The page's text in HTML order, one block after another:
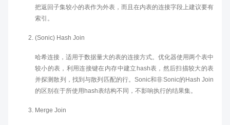
把返回子集较小的表作为外表，而且在内表的连接字段上建议要有
索引。
(Sonic) Hash Join
哈希连接，适用于数据量大的表的连接方式。优化器使用两个表中
较小的表，利用连接键在内存中建立hash表，然后扫描较大的表
并探测散列，找到与散列匹配的行。Sonic和非Sonic的Hash Join
的区别在于所使用hash表结构不同，不影响执行的结果集。
Merge Join